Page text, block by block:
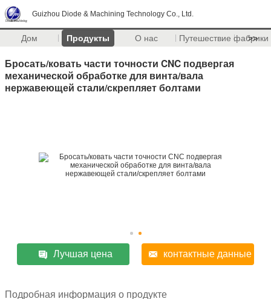
Guizhou Diode & Machining Technology Co., Ltd.
Дом Продукты О нас Путешествие фабрики
>>
Бросать/ковать части точности CNC подвергая
механической обработке для винта/вала
нержавеющей стали/скрепляет болтами
Лучшая цена контактные данные
Подробная информация о продукте